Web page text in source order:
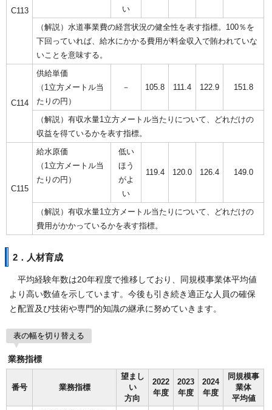
C113
い
（解説）水道事業費の経営状況の健全性を表す指標。100％を
下回っていれば、給水にかかる費用が料金収入で賄われていな
いことを意味する。
C114
供給単価
（1立方メートル当
たりの円）
－ 105.8 111.4 122.9 151.8
（解説）有収水量1立方メートル当たりについて、どれだけの
収益を得ているかを表す指標。
C115
給水原価
（1立方メートル当
たりの円）
低い
ほう
がよ
い
119.4 120.0 126.4 149.0
（解説）有収水量1立方メートル当たりについて、どれだけの
費用がかかっているかを表す指標。
2．人材育成
平均経験年数は20年程度で推移しており、同規模事業体平均値
より高い数値を示しています。今後も引き続き適正な人員の確保
と配置及び技術や専門的知識の継承に努めていきます。
表の幅を切り替える
業務指標
番号 業務指標
望まし
い
方向
2022
年度
2023
年度
2024
年度
同規模事
業体
平均値